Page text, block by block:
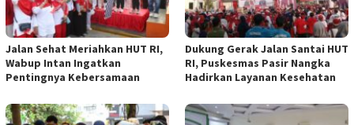
Jalan Sehat Meriahkan HUT RI,
Wabup Intan Ingatkan
Pentingnya Kebersamaan
Dukung Gerak Jalan Santai HUT
RI, Puskesmas Pasir Nangka
Hadirkan Layanan Kesehatan